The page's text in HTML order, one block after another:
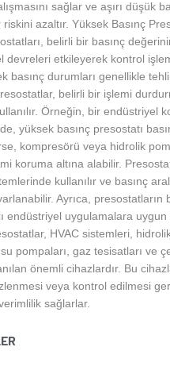
sağlar ve aşırı düşük
azaltır. Yüksek Basınç
belirli bir basınç
devreleri etkileyerek kontrol
basınç durumları genellikle
belirli bir işlemi
Örneğin, bir endüstriyel
yüksek basınç presostatı
kompresörü veya hidrolik
koruma altına alabilir.
kullanılır ve basınç
Ayrıca, presostatların
endüstriyel uygulamalara
HVAC sistemleri,
pompaları, gaz tesisatları ve
önemli cihazlardır. Bu
veya kontrol edilmesi
sağlarlar.